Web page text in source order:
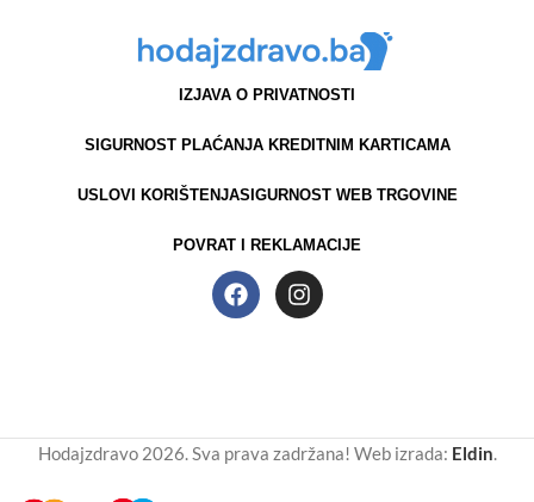
IZJAVA O PRIVATNOSTI
SIGURNOST PLAĆANJA KREDITNIM KARTICAMA
USLOVI KORIŠTENJASIGURNOST WEB TRGOVINE
POVRAT I REKLAMACIJE
Hodajzdravo 2026. Sva prava zadržana! Web izrada: Eldin.